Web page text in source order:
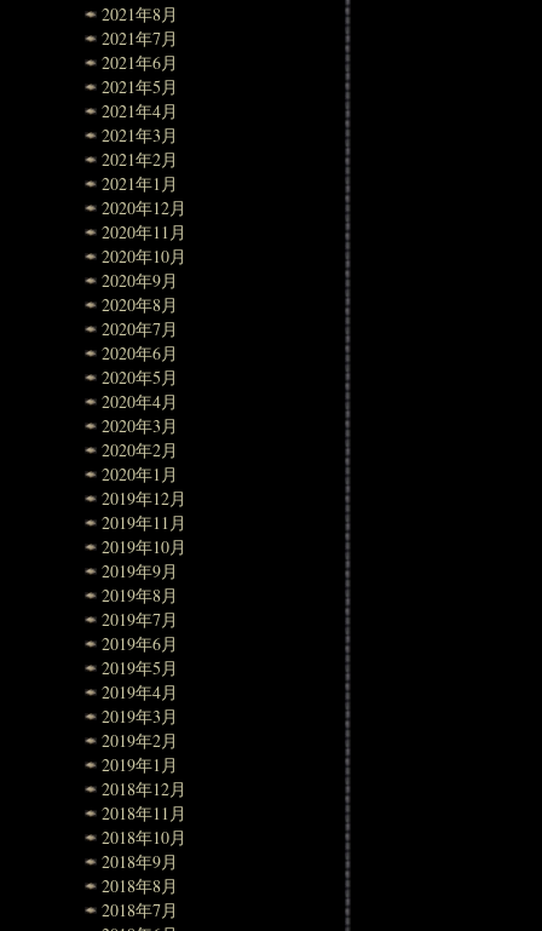
2021年8月
2021年7月
2021年6月
2021年5月
2021年4月
2021年3月
2021年2月
2021年1月
2020年12月
2020年11月
2020年10月
2020年9月
2020年8月
2020年7月
2020年6月
2020年5月
2020年4月
2020年3月
2020年2月
2020年1月
2019年12月
2019年11月
2019年10月
2019年9月
2019年8月
2019年7月
2019年6月
2019年5月
2019年4月
2019年3月
2019年2月
2019年1月
2018年12月
2018年11月
2018年10月
2018年9月
2018年8月
2018年7月